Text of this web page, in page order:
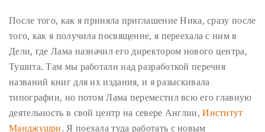
После того, как я приняла приглашение Ника, сразу после
того, как я получила посвящение, я переехала с ним в
Дели, где Лама назначил его директором нового центра,
Тушита. Там мы работали над разработкой перечня
названий книг для их издания, и я разыскивала
типографии, но потом Лама переместил всю его главную
деятельность в свой центр на севере Англии,Институт
Манджушри. Я поехала туда работать с новым